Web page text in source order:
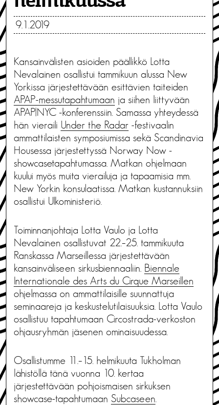
9.1.2019
Kansainvälisten asioiden päällikkö Lotta
Nevalainen osallistui tammikuun alussa New
Yorkissa järjestettävään esittävien taiteiden
APAP-messutapahtumaan ja siihen liittyvään
APAP|NYC -konferenssiin. Samassa yhteydessä
hän vieraili Under the Radar -festivaalin
ammattilaisten symposiumissa sekä Scandinavia
Housessa järjestettyssä Norway Now -
showcasetapahtumassa. Matkan ohjelmaan
kuului myös muita vierailuja ja tapaamisia mm.
New Yorkin konsulaatissa. Matkan kustannuksiin
osallistui Ulkoministeriö.
Toiminnanjohtaja Lotta Vaulo ja Lotta
Nevalainen osallistuvat 22.–25. tammikuuta
Ranskassa Marseillessa järjestettävään
kansainväliseen sirkusbiennaaliin. Biennale
Internationale des Arts du Cirque Marseillen
ohjelmassa on ammattilaisille suunnattuja
seminaareja ja keskustelutilaisuuksia. Lotta Vaulo
osallistuu tapahtumaan Circostrada-verkoston
ohjausryhmän jäsenen ominaisuudessa.
Osallistumme 11.–15. helmikuuta Tukholman
lähistöllä tänä vuonna 10. kertaa
järjestettävään pohjoismaisen sirkuksen
showcase-tapahtumaan Subcaseen